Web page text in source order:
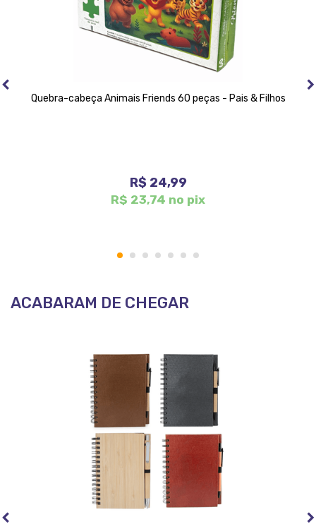
Quebra-cabeça Animais Friends 60 peças - Pais & Filhos
R$ 24,99
R$ 23,74 no pix
1 2 3 4 5 6 7
ACABARAM DE CHEGAR